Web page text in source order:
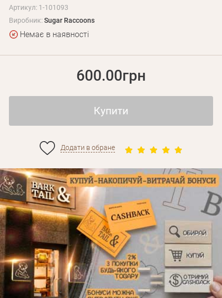
Артикул: 1-101093
Виробник:Sugar Raccoons
Немає в наявності
600.00грн
Купити
Додати в обране
Забули пароль?
Особисті дані